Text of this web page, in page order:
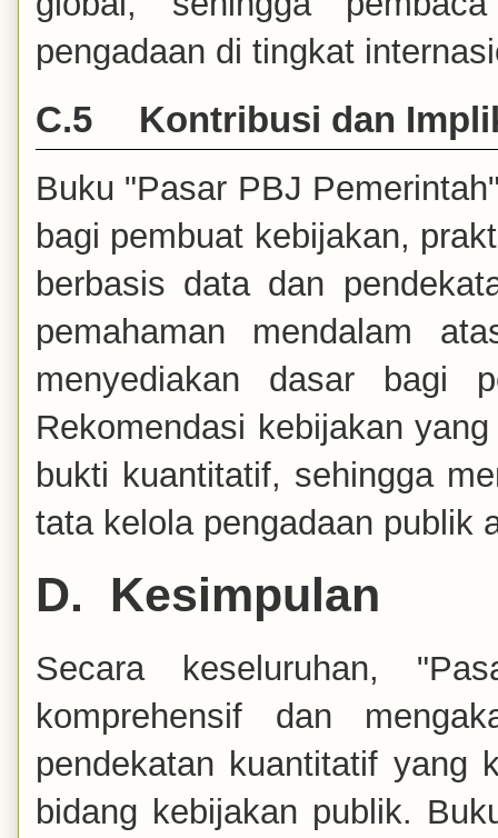
pengadaan di tingkat
C.5 Kontribusi dan
Buku "Pasar PBJ
bagi pembuat kebijakan,
berbasis data dan
pemahaman mendalam
menyediakan dasar bagi
Rekomendasi kebijakan
bukti kuantitatif, sehingga
tata kelola pengadaan publik
D. Kesimpulan
Secara keseluruhan,
komprehensif dan
pendekatan kuantitatif yang
bidang kebijakan publik.